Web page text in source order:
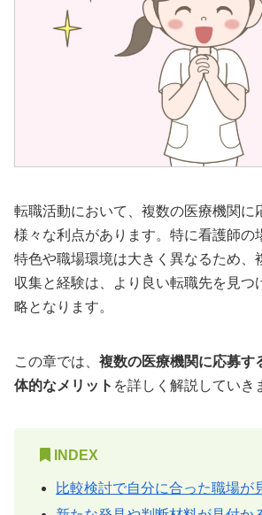
転職活動において、複数の医療機関に
様々な利点があります。特に看護師の
特色や職場環境は大きく異なるため、
収集と経験は、より良い転職先を見つ
略となります。
この章では、 複数の医療機関に応募す
体的なメリット を詳しく解説していき
INDEX
比較検討で自分に合った職場が